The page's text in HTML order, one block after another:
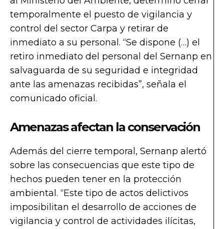
temporalmente el puesto de vigilancia y
control del sector Carpa y retirar de
inmediato a su personal. “Se dispone (…) el
retiro inmediato del personal del Sernanp en
salvaguarda de su seguridad e integridad
ante las amenazas recibidas”, señala el
comunicado oficial.
Amenazas afectan la conservación
Además del cierre temporal, Sernanp alertó
sobre las consecuencias que este tipo de
hechos pueden tener en la protección
ambiental. “Este tipo de actos delictivos
imposibilitan el desarrollo de acciones de
vigilancia y control de actividades ilícitas,